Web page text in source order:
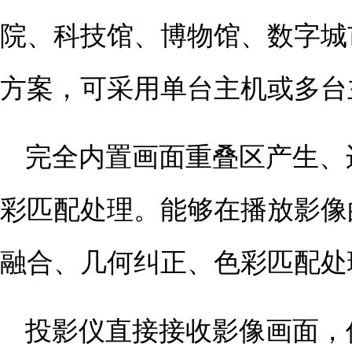
院、科技馆、博物馆、数字
方案，可采用单台主机或多
完全内置画面重叠区产生
彩匹配处理。能够在播放影
融合、几何纠正、色彩匹配
投影仪直接接收影像画面